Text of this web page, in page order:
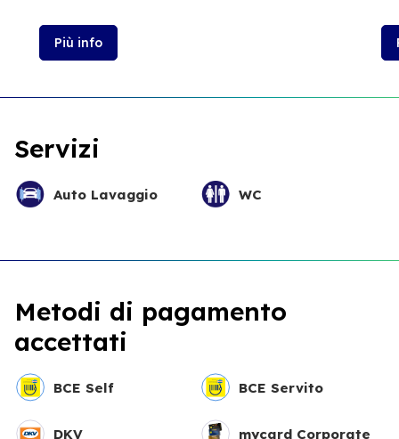
Più info
Servizi
Auto Lavaggio WC
Metodi di pagamento
accettati
BCE Self BCE Servito
DKV mycard Corporate